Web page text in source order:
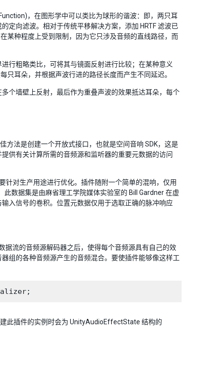
，在图形学中可以类比为球形的谐波：即，两只耳
定向滤波。相对于传统平移解决方案，添加 HRTF 滤波已
某种程度上受到限制，因为它只涉及音频的直线路径，而
行粗略类比，可将其与镜面反射进行比较；在某种意义
只耳朵，并根据声波行进的路径长度而产生不同延迟。
个墙壁上反射，最后作为重叠声波的效果抵达耳朵，每个
方法是创建一个开放式接口，也就是空间音响 SDK，这是
供有关计算所需的音频源和监听器的重要元数据的访问
针对生产用途进行优化。插件随附一个简单的混响，仅用
此数据集是由麻省理工学院媒体实验室的 Bill Gardner 在虚
入信号的卷积。位置元数据仅用于选取正确的脉冲响应
据流的音频源解码器之后，使得每个音频源具有自己的效
组的各种音频源产生的音频混合。要使插件能够像这样工
此插件的实例时会为 UnityAudioEffectState 结构的